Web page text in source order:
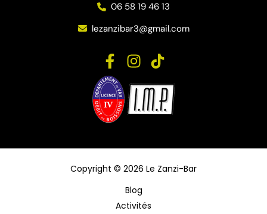
06 58 19 46 13
lezanzibar3@gmail.com
Copyright © 2026 Le Zanzi-Bar
Blog
Activités